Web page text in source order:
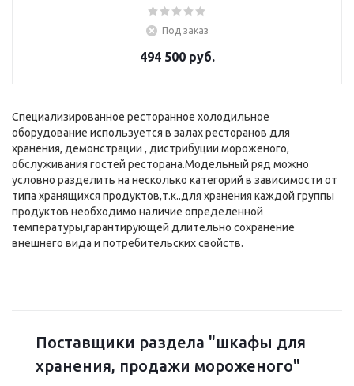
i-Green (003C100250)
Под заказ
494 500 руб.
Специализированное ресторанное холодильное
оборудование используется в залах ресторанов для
хранения, демонстрации , дистрибуции мороженого,
обслуживания гостей ресторана.Модельный ряд можно
условно разделить на несколько категорий в зависимости от
типа хранящихся продуктов,т.к..для хранения каждой группы
продуктов необходимо наличие определенной
температуры,гарантирующей длительно сохранение
внешнего вида и потребительских свойств.
Поставщики раздела "шкафы для
хранения, продажи мороженого"